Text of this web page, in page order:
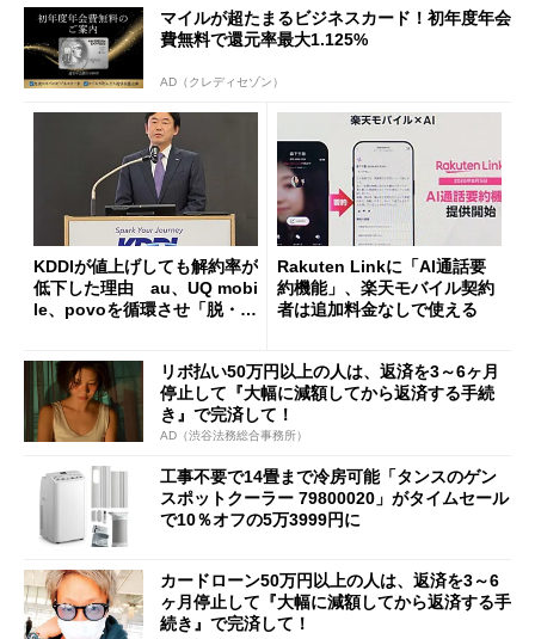
マイルが超たまるビジネスカード！初年度年会
費無料で還元率最大1.125%
AD（クレディセゾン）
KDDIが値上げしても解約率が
低下した理由 au、UQ mobi
le、povoを循環させ「脱・販
Rakuten Linkに「AI通話要
約機能」、楽天モバイル契約
者は追加料金なしで使える
リボ払い50万円以上の人は、返済を3～6ヶ月
停止して『大幅に減額してから返済する手続
き』で完済して！
AD（渋谷法務総合事務所）
工事不要で14畳まで冷房可能「タンスのゲン
スポットクーラー 79800020」がタイムセール
で10％オフの5万3999円に
カードローン50万円以上の人は、返済を3～6
ヶ月停止して『大幅に減額してから返済する手
続き』で完済して！